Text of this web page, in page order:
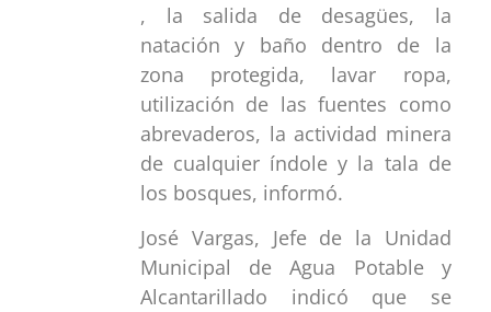
, la salida de desagües, la
natación y baño dentro de la
zona protegida, lavar ropa,
utilización de las fuentes como
abrevaderos, la actividad minera
de cualquier índole y la tala de
los bosques, informó.
José Vargas, Jefe de la Unidad
Municipal de Agua Potable y
Alcantarillado indicó que se